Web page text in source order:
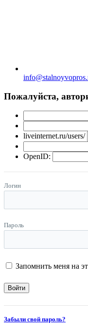
Пожалуйста,
liveinternet.ru/users/
OpenID:
Логин
Пароль
Запомнить меня на
Забыли свой пароль?